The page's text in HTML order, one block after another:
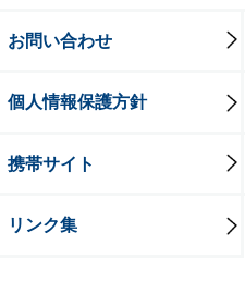
お問い合わせ
個人情報保護方針
携帯サイト
リンク集